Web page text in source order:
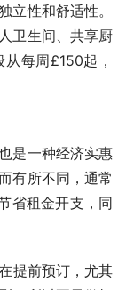
立性和舒适性。
卫生间、共享厨
每周£150起，
是一种经济实惠
有所不同，通常
省租金开支，同
提前预订，尤其